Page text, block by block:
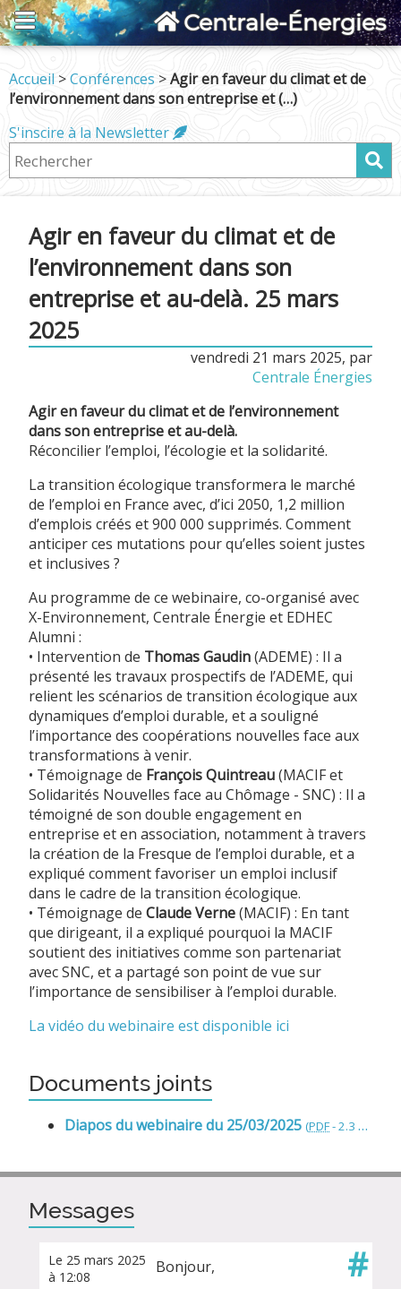
Centrale-Énergies
Accueil >Conférences >Agir en faveur du climat et de
l’environnement dans son entreprise et (…)
S'inscire à la Newsletter
Agir en faveur du climat et de
l’environnement dans son
entreprise et au-delà. 25 mars
2025
vendredi 21 mars 2025, par
Centrale Énergies
Agir en faveur du climat et de l’environnement
dans son entreprise et au-delà.
Réconcilier l’emploi, l’écologie et la solidarité.
La transition écologique transformera le marché
de l’emploi en France avec, d’ici 2050, 1,2 million
d’emplois créés et 900 000 supprimés. Comment
anticiper ces mutations pour qu’elles soient justes
et inclusives ?
Au programme de ce webinaire, co-organisé avec
X-Environnement, Centrale Énergie et EDHEC
Alumni :
• Intervention de Thomas Gaudin(ADEME) : Il a
présenté les travaux prospectifs de l’ADEME, qui
relient les scénarios de transition écologique aux
dynamiques d’emploi durable, et a souligné
l’importance des coopérations nouvelles face aux
transformations à venir.
• Témoignage de FrançoisQuintreau(MACIF et
Solidarités Nouvelles face au Chômage - SNC) : Il a
témoigné de son double engagement en
entreprise et en association, notamment à travers
la création de la Fresque de l’emploi durable, et a
expliqué comment favoriser un emploi inclusif
dans le cadre de la transition écologique.
• Témoignage de Claude Verne(MACIF) : En tant
que dirigeant, il a expliqué pourquoi la MACIF
soutient des initiatives comme son partenariat
avec SNC, et a partagé son point de vue sur
l’importance de sensibiliser à l’emploi durable.
La vidéo du webinaire est disponible ici
Documents joints
Diapos du webinaire du 25/03/2025 (PDF-2.3 Mio
Messages
Le 25 mars 2025
à 12:08
Bonjour,
#